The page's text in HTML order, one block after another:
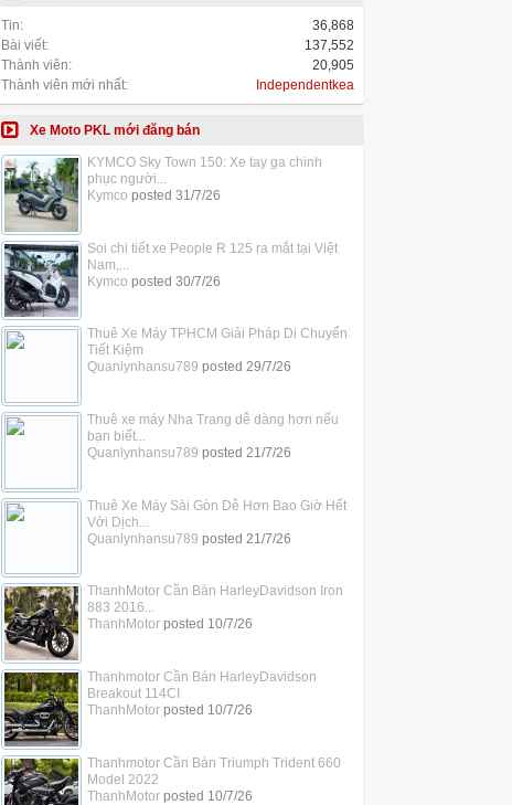
Tin:
36,868
Bài viết:
137,552
Thành viên:
20,905
Thành viên mới nhất:
Independentkea
Xe Moto PKL mới đăng bán
KYMCO Sky Town 150: Xe tay ga chinh
phục người...
Kymco posted 31/7/26
Soi chi tiết xe People R 125 ra mắt tại Việt
Nam,...
Kymco posted 30/7/26
Thuê Xe Máy TPHCM Giải Pháp Di Chuyển
Tiết Kiệm
Quanlynhansu789 posted 29/7/26
Thuê xe máy Nha Trang dễ dàng hơn nếu
bạn biết...
Quanlynhansu789 posted 21/7/26
Thuê Xe Máy Sài Gòn Dễ Hơn Bao Giờ Hết
Với Dịch...
Quanlynhansu789 posted 21/7/26
ThanhMotor Cần Bán HarleyDavidson Iron
883 2016...
ThanhMotorposted 10/7/26
Thanhmotor Cần Bán HarleyDavidson
Breakout 114CI
ThanhMotorposted 10/7/26
Thanhmotor Cần Bán Triumph Trident 660
Model 2022
ThanhMotorposted 10/7/26